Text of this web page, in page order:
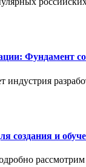
Фундамент
индустрия
создания и